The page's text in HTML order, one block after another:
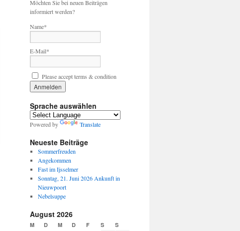
Möchten Sie bei neuen Beiträgen
informiert werden?
Name*
E-Mail*
Please accept terms & condition
Sprache auswählen
Powered by Translate
Neueste Beiträge
Sommerfreuden
Angekommen
Fast im Ijsselmer
Sonntag, 21. Juni 2026 Ankunft in
Nieuwpoort
Nebelsuppe
August 2026
M D M D F S S